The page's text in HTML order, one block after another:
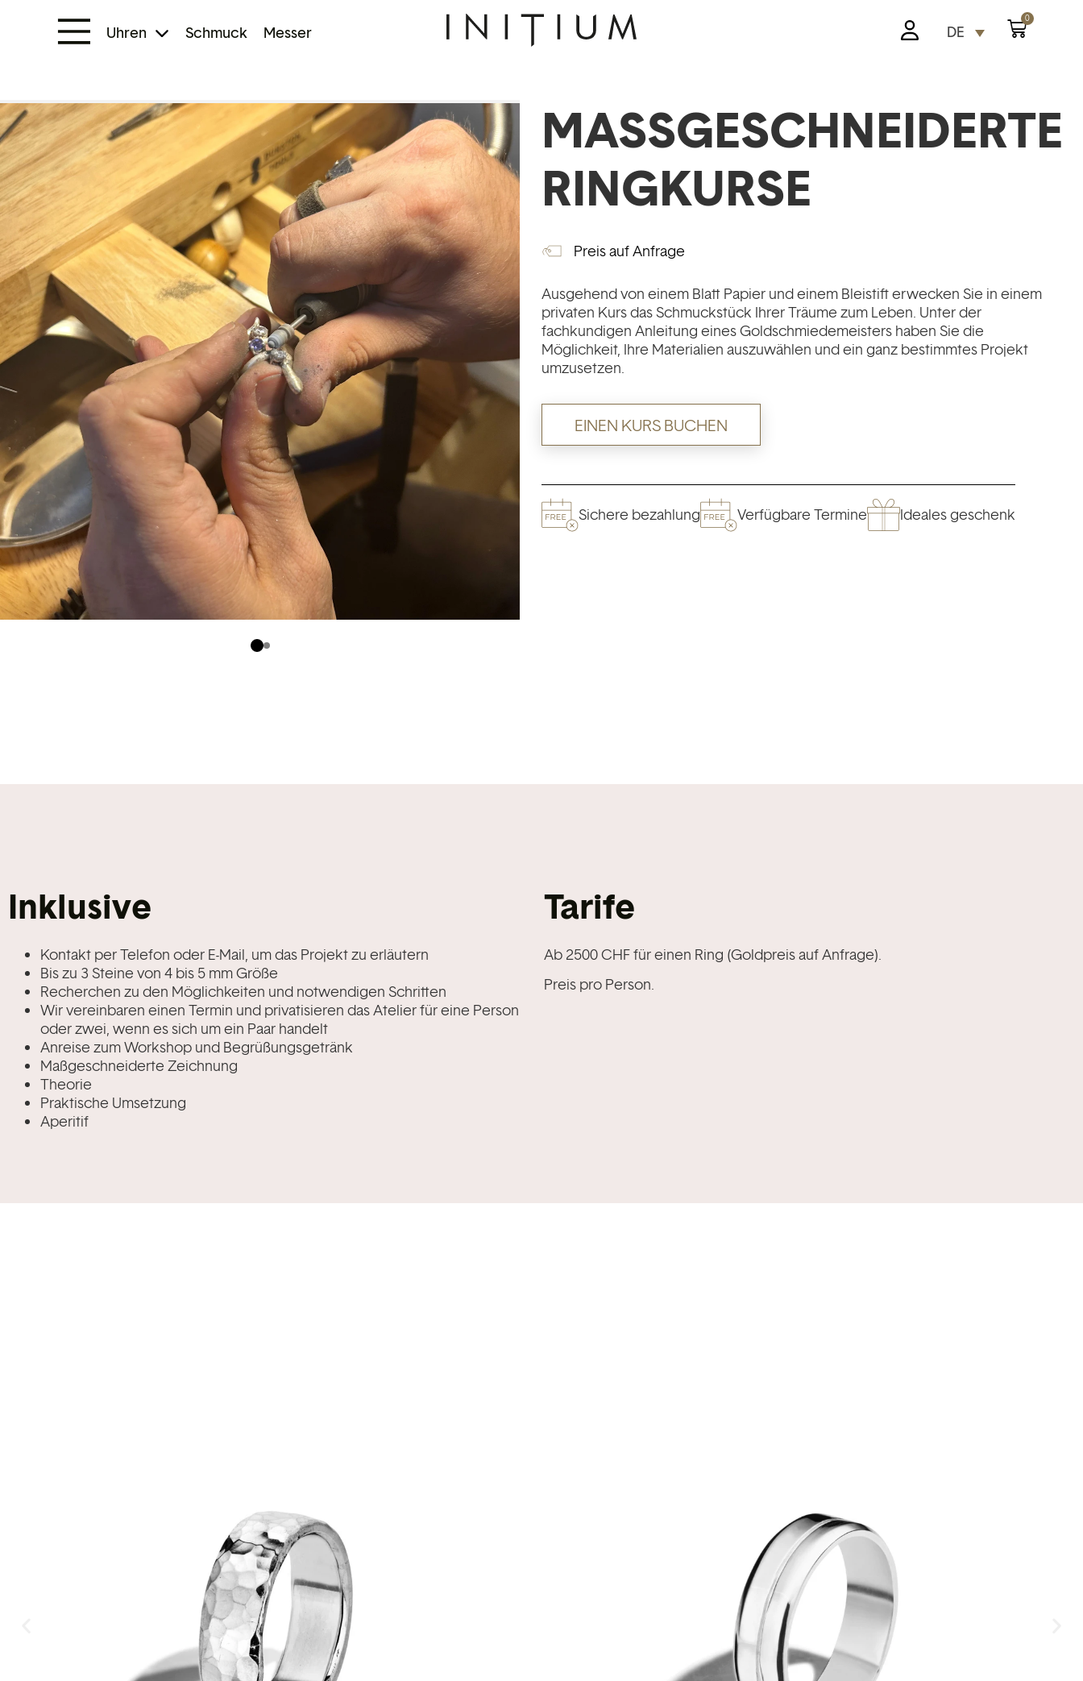
Uhren Schmuck Messer DE
0
MASSGESCHNEIDERTE R
INGKURSE
Preis auf Anfrage
Ausgehend von einem Blatt Papier und einem Bleistift erwecken Sie in einem
privaten Kurs das Schmuckstück Ihrer Träume zum Leben. Unter der
fachkundigen Anleitung eines Goldschmiedemeisters haben Sie die
Möglichkeit, Ihre Materialien auszuwählen und ein ganz bestimmtes Projekt
umzusetzen.
EINEN KURS BUCHEN
Sichere bezahlung Verfügbare Termine Ideales geschenk
Inklusive
Kontakt per Telefon oder E-Mail, um das Projekt zu erläutern
Bis zu 3 Steine von 4 bis 5 mm Größe
Recherchen zu den Möglichkeiten und notwendigen Schritten
Wir vereinbaren einen Termin und privatisieren das Atelier für eine Person
oder zwei, wenn es sich um ein Paar handelt
Anreise zum Workshop und Begrüßungsgetränk
Maßgeschneiderte Zeichnung
Theorie
Praktische Umsetzung
Aperitif
Tarife
Ab 2500 CHF für einen Ring (Goldpreis auf Anfrage).
Preis pro Person.